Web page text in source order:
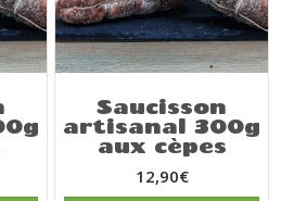
Saucisson
artisanal 300g
aux cèpes
12,90€